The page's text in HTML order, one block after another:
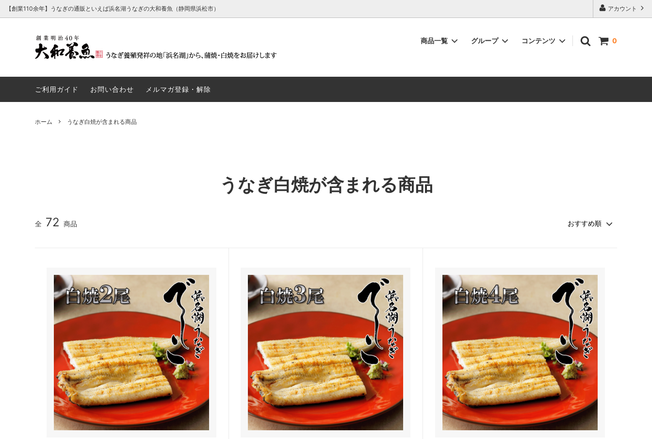
アカウント
【創業110余年】うなぎの通販といえば浜名湖うなぎの大和養魚（静岡県浜松市）
0
商品一覧
厳選浜名湖育ち（高級化粧箱入り） 浜名湖うなとろ丼セット
浜名湖うなぎ白焼と腕自鰻シリーズ詰合
浜名湖うなぎ蒲焼と腕自鰻シリーズ詰合
グループ
うなぎパイが含まれる商品 うなとろ丼セットが含まれる商品
コンテンツ
ご利用ガイド
お問い合わせ メルマガ登録・解除
ホーム うなぎ白焼が含まれる商品
うなぎ白焼が含まれる商品
全 72 商品